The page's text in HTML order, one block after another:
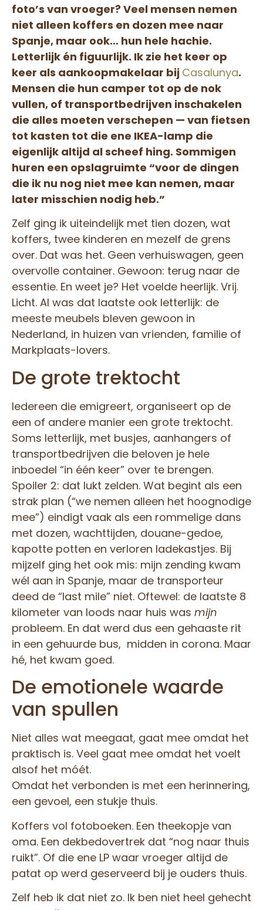
foto’s van vroeger? Veel mensen nemen
niet alleen koffers en dozen mee naar
Spanje, maar ook… hun hele hachie.
Letterlijk én figuurlijk. Ik zie het keer op
keer als aankoopmakelaar bij Casalunya.
Mensen die hun camper tot op de nok
vullen, of transportbedrijven inschakelen
die alles moeten verschepen — van fietsen
tot kasten tot die ene IKEA-lamp die
eigenlijk altijd al scheef hing. Sommigen
huren een opslagruimte “voor de dingen
die ik nu nog niet mee kan nemen, maar
later misschien nodig heb.”
Zelf ging ik uiteindelijk met tien dozen, wat
koffers, twee kinderen en mezelf de grens
over. Dat was het. Geen verhuiswagen, geen
overvolle container. Gewoon: terug naar de
essentie. En weet je? Het voelde heerlijk. Vrij.
Licht. Al was dat laatste ook letterlijk: de
meeste meubels bleven gewoon in
Nederland, in huizen van vrienden, familie of
Markplaats-lovers.
De grote trektocht
Iedereen die emigreert, organiseert op de
een of andere manier een grote trektocht.
Soms letterlijk, met busjes, aanhangers of
transportbedrijven die beloven je hele
inboedel “in één keer” over te brengen.
Spoiler 2: dat lukt zelden. Wat begint als een
strak plan (“we nemen alleen het hoognodige
mee”) eindigt vaak als een rommelige dans
met dozen, wachttijden, douane-gedoe,
kapotte potten en verloren ladekastjes. Bij
mijzelf ging het ook mis: mijn zending kwam
wél aan in Spanje, maar de transporteur
deed de “last mile” niet. Oftewel: de laatste 8
kilometer van loods naar huis was mijn
probleem. En dat werd dus een gehaaste rit
in een gehuurde bus, midden in corona. Maar
hé, het kwam goed.
De emotionele waarde
van spullen
Niet alles wat meegaat, gaat mee omdat het
praktisch is. Veel gaat mee omdat het voelt
alsof het móét.
Omdat het verbonden is met een herinnering,
een gevoel, een stukje thuis.
Koffers vol fotoboeken. Een theekopje van
oma. Een dekbedovertrek dat “nog naar thuis
ruikt”. Of die ene LP waar vroeger altijd de
patat op werd geserveerd bij je ouders thuis.
Zelf heb ik dat niet zo. Ik ben niet heel gehecht